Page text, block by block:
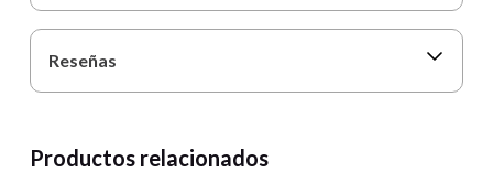
Reseñas
Productos relacionados